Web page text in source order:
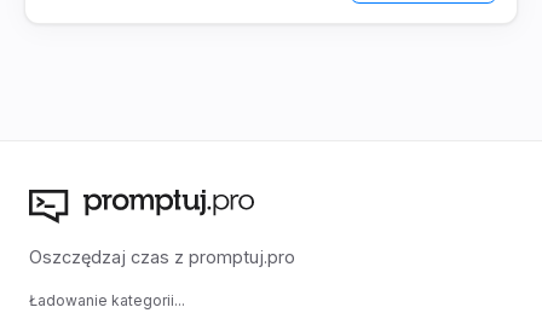
Oszczędzaj czas z promptuj.pro
Ładowanie kategorii...